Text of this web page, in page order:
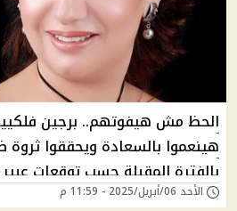
الحظ مش هيفوتهم.. برجين
هينعموا بالسعادة ويحققوا
بالفترة المقبلة حسب توقعات
"الأسد في الصدارة"
الأحد 06/أبريل/2025 - 11:59 م